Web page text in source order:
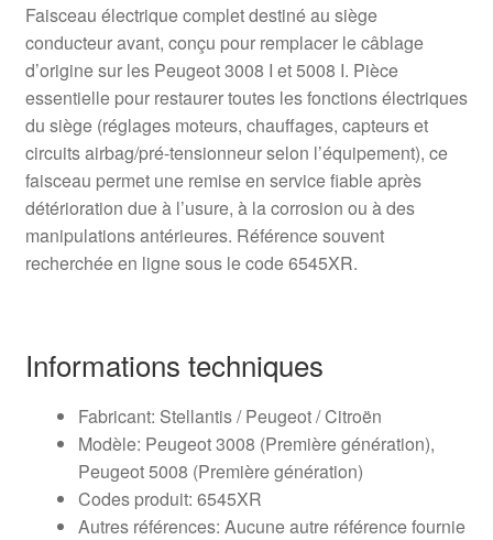
Faisceau électrique complet destiné au siège
conducteur avant, conçu pour remplacer le câblage
d’origine sur les Peugeot 3008 I et 5008 I. Pièce
essentielle pour restaurer toutes les fonctions électriques
du siège (réglages moteurs, chauffages, capteurs et
circuits airbag/pré-tensionneur selon l’équipement), ce
faisceau permet une remise en service fiable après
détérioration due à l’usure, à la corrosion ou à des
manipulations antérieures. Référence souvent
recherchée en ligne sous le code 6545XR.
Informations techniques
Fabricant: Stellantis / Peugeot / Citroën
Modèle: Peugeot 3008 (Première génération),
Peugeot 5008 (Première génération)
Codes produit: 6545XR
Autres références: Aucune autre référence fournie